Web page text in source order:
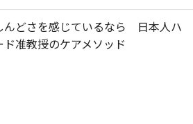
んどさを感じているなら 日本人ハ
ド准教授のケアメソッド